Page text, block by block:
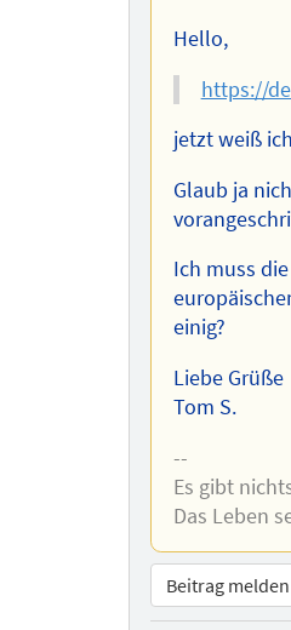
Hello,
https://
jetzt weiß
Glaub ja
Ich muss
einig?
Liebe Grüße
Tom S.
--
Es gibt
Das Leben
Beitrag melden